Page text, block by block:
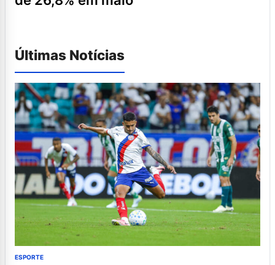
Últimas Notícias
ESPORTE